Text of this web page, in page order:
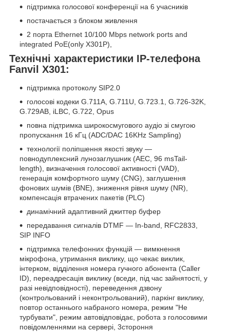
підтримка голосової конференції на 6 учасників
постачається з блоком живлення
2 порта Ethernet 10/100 Mbps network ports and
integrated PoE(only X301P),
Технічні характеристики IP-телефона
Fanvil X301:
підтримка протоколу SIP2.0
голосові кодеки G.711A, G.711U, G.723.1, G.726-32K,
G.729AB, iLBC, G.722, Opus
повна підтримка широкосмугового аудіо зі смугою
пропускання 16 кГц (ADC/DAC 16KHz Sampling)
технології поліпшення якості звуку —
повнодуплексний лунозаглушник (AEC, 96 msTail-
length), визначення голосової активності (VAD),
генерація комфортного шуму (CNG), заглушення
фонових шумів (BNE), зниження рівня шуму (NR),
компенсація втрачених пакетів (PLC)
динамічний адаптивний джиттер буфер
передавання сигналів DTMF — In-band, RFC2833,
SIP INFO
підтримка телефонних функцій — вимкнення
мікрофона, утримання виклику, що чекає виклик,
інтерком, відділення номера гучного абонента (Caller
ID), переадресація виклику (вседи, під час зайнятості, у
разі невідповідності), переведення дзвону
(контрольований і неконтрольований), паркінг виклику,
повтор останнього набраного номера, режим "Не
турбувати", режим автовідповідає, робота з голосовими
повідомленнями на сервері, 3стороння